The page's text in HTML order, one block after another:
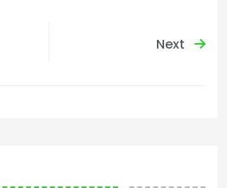
Next